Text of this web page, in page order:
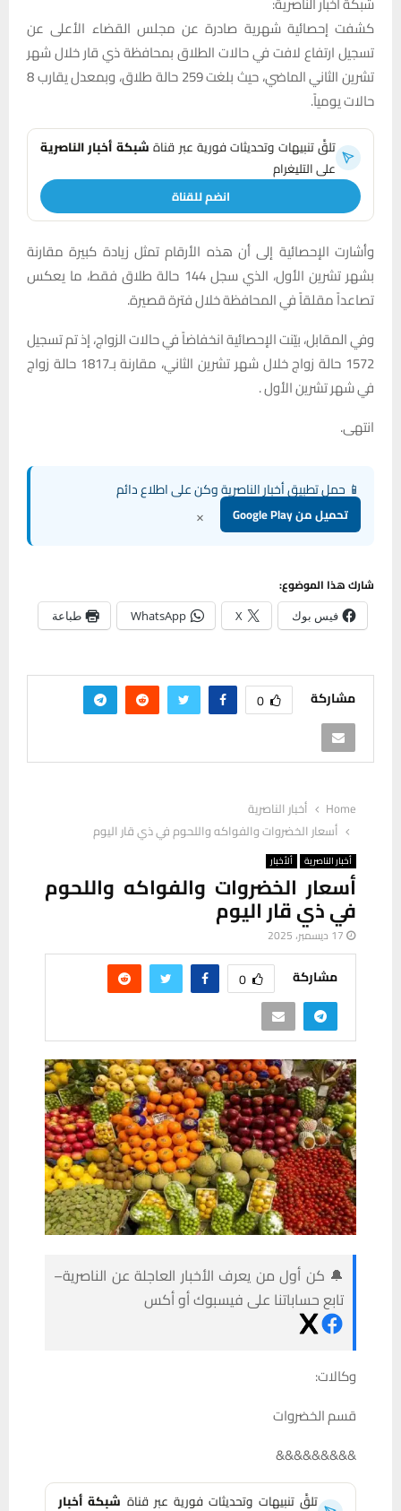
كشفت إحصائية شهرية صادرة عن مجلس القضاء الأعلى عن
تسجيل ارتفاع لافت في حالات الطلاق بمحافظة ذي قار خلال شهر
تشرين الثاني الماضي، حيث بلغت 259 حالة طلاق، وبمعدل يقارب 8
حالات يومياً.
تلقَّ تنبيهات وتحديثات فورية عبر قناةشبكة أخبار الناصرية
على التليغرام
انضم للقناة
وأشارت الإحصائية إلى أن هذه الأرقام تمثل زيادة كبيرة مقارنة
بشهر تشرين الأول، الذي سجل 144 حالة طلاق فقط، ما يعكس
تصاعداً مقلقاً في المحافظة خلال فترة قصيرة.
وفي المقابل، بيّنت الإحصائية انخفاضاً في حالات الزواج، إذ تم تسجيل
1572 حالة زواج خلال شهر تشرين الثاني، مقارنة بـ1817 حالة زواج
في شهر تشرين الأول .
انتهى.
📱 حمل تطبيق أخبار الناصرية وكن على اطلاع دائم
تحميل من Google Play ×
شارك هذا الموضوع:
فيس بوك X
WhatsApp طباعة
مشاركة 0
Home
أخبار الناصرية
أسعار الخضروات والفواكه واللحوم في ذي قار اليوم
أخبار الناصرية ألأخبار
أسعار الخضروات والفواكه واللحوم
في ذي قار اليوم
17 ديسمبر، 2025
مشاركة 0
🔔 كن أول من يعرف الأخبار العاجلة عن الناصرية–
تابع حساباتنا على فيسبوك أو أكس
وكالات:
قسم الخضروات
&&&&&&&&&
تلقَّ تنبيهات وتحديثات فورية عبر قناة شبكة أخبار